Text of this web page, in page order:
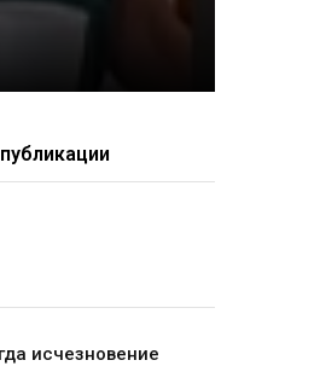
исчезновение